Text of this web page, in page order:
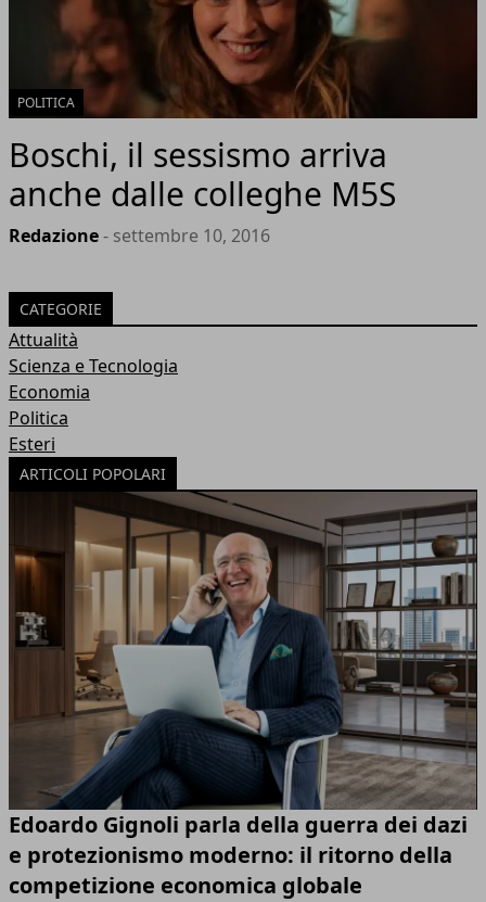
POLITICA
Boschi, il sessismo arriva
anche dalle colleghe M5S
Redazione- settembre 10, 2016
CATEGORIE
Attualità
Scienza e Tecnologia
Economia
Politica
Esteri
ARTICOLI POPOLARI
Edoardo Gignoli parla della guerra dei dazi
e protezionismo moderno: il ritorno della
competizione economica globale